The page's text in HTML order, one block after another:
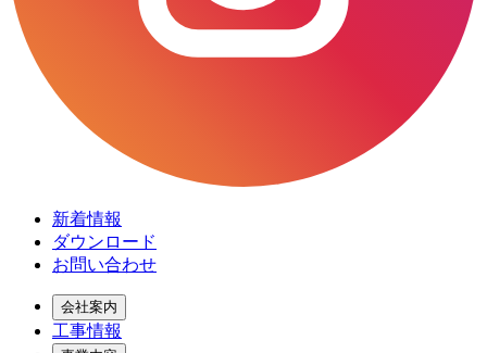
新着情報
ダウンロード
お問い合わせ
会社案内
工事情報